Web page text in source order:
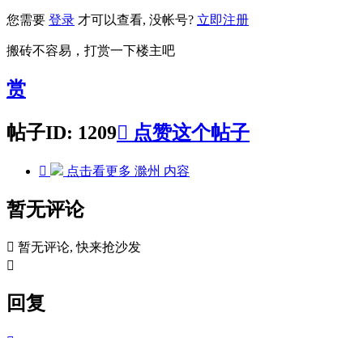
您需要 登录 才可以查看, 没帐号? 立即注册
搬砖不容易，打赏一下楼主吧
赏
帖子ID: 1209 点赞这个帖子
 点击看更多 滁州 内容
暂无评论
 暂无评论, 快来抢沙发

回复